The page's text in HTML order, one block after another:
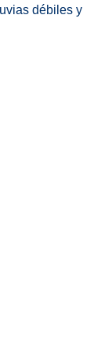
débiles y